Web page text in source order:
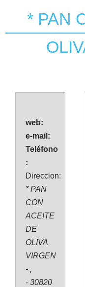
* PAN
web:
e-mail:
Teléfono
:
Direccion:
* PAN
CON
ACEITE
DE
OLIVA
VIRGEN
- ,
- 30820